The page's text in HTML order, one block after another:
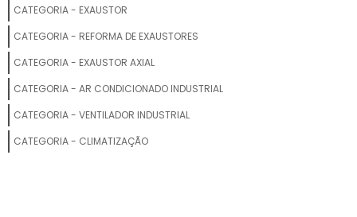
EXAUSTOR AXIAL DE TRANSMISSÃO
EXAUSTOR AXIAL DE PAREDE
CATEGORIA - EXAUSTOR
CATEGORIA - REFORMA DE EXAUSTORES
CATEGORIA - EXAUSTOR AXIAL
CATEGORIA - AR CONDICIONADO INDUSTRIAL
CATEGORIA - VENTILADOR INDUSTRIAL
CATEGORIA - CLIMATIZAÇÃO